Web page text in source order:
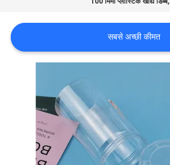
मामलों
साइटमैप
PRIVACY
POLICY
सबसे अच्छी कीमत